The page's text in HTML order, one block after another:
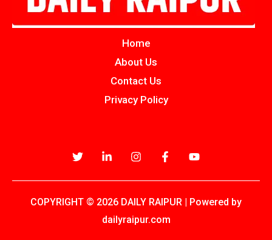
Home
About Us
Contact Us
Privacy Policy
COPYRIGHT © 2026 DAILY RAIPUR | Powered by
dailyraipur.com